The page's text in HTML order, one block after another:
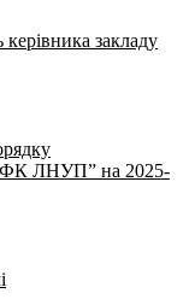
керівника закладу
ЛНУП” на 2025-